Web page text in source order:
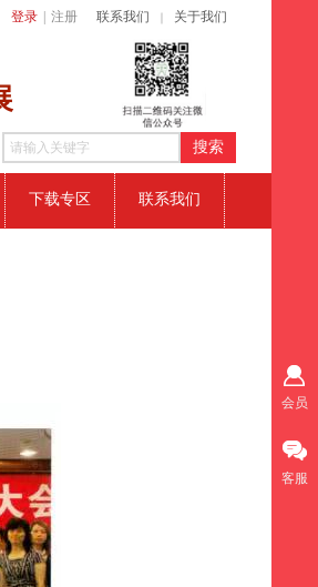
登录 注册 联系我们 关于我们
搜索
下载专区 联系我们
会员
客服